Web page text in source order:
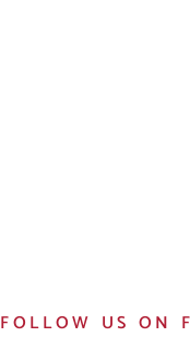
FOLLOW US ON